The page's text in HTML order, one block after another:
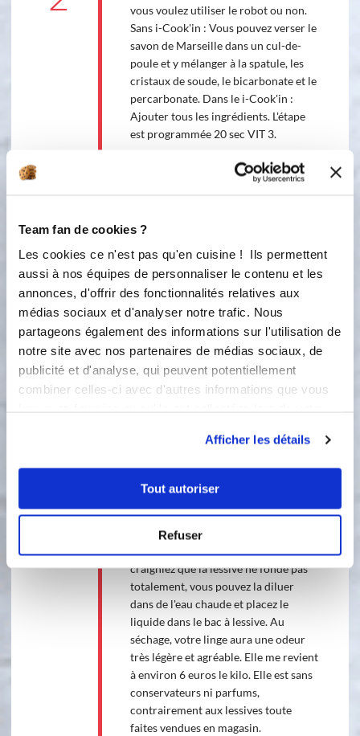
Team fan de cookies ?
Les cookies ce n'est pas qu'en cuisine ! Ils permettent
aussi à nos équipes de personnaliser le contenu et les
annonces, d'offrir des fonctionnalités relatives aux
médias sociaux et d'analyser notre trafic. Nous
partageons également des informations sur l'utilisation de
notre site avec nos partenaires de médias sociaux, de
publicité et d'analyse, qui peuvent potentiellement
combiner celles-ci avec d'autres informations que vous
Afficher les détails
Tout autoriser
Refuser
vous voulez utiliser le robot ou non.
Sans i-Cook'in : Vous pouvez verser le
savon de Marseille dans un cul-de-
poule et y mélanger à la spatule, les
cristaux de soude, le bicarbonate et le
percarbonate. Dans le i-Cook'in :
Ajouter tous les ingrédients. L'étape
est programmée 20 sec VIT 3.
3
Contenant et utilisation
Ingredients Liste de courses
1 étape
1
enfants. Dans le compartiment de la
machine à laver, mettre environ 2
cuillères à soupe. Si vous lavez à basse
température ou à froid et que vous
craigniez que la lessive ne fonde pas
totalement, vous pouvez la diluer
dans de l'eau chaude et placez le
liquide dans le bac à lessive. Au
séchage, votre linge aura une odeur
très légère et agréable. Elle me revient
à environ 6 euros le kilo. Elle est sans
conservateurs ni parfums,
contrairement aux lessives toute
faites vendues en magasin.